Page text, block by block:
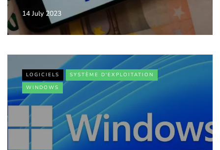
14 July 2023
LOGICIELS
SYSTÈME D'EXPLOITATION
WINDOWS